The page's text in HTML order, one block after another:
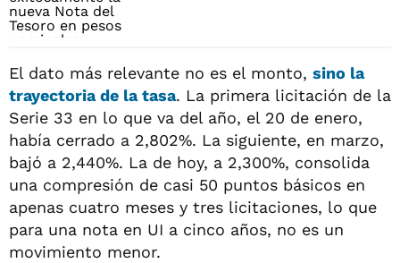
El dato más relevante no es el monto, sino la
trayectoria de la tasa. La primera licitación de la
Serie 33 en lo que va del año, el 20 de enero,
había cerrado a 2,802%. La siguiente, en marzo,
bajó a 2,440%. La de hoy, a 2,300%, consolida
una compresión de casi 50 puntos básicos en
apenas cuatro meses y tres licitaciones, lo que
para una nota en UI a cinco años, no es un
movimiento menor.